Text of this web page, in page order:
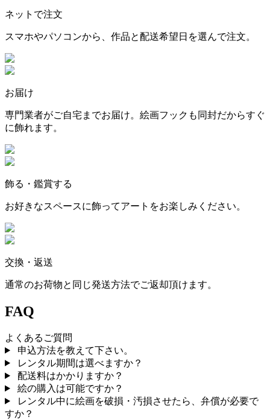
ネットで注文
スマホやパソコンから、作品と配送希望日を選んで注文。
お届け
専門業者がご自宅までお届け。絵画フックも同封だからすぐ
に飾れます。
飾る・鑑賞する
お好きなスペースに飾ってアートをお楽しみください。
交換・返送
通常のお荷物と同じ発送方法でご返却頂けます。
FAQ
よくあるご質問
申込方法を教えて下さい。
レンタル期間は選べますか？
配送料はかかりますか？
絵の購入は可能ですか？
レンタル中に絵画を破損・汚損させたら、弁償が必要で
すか？